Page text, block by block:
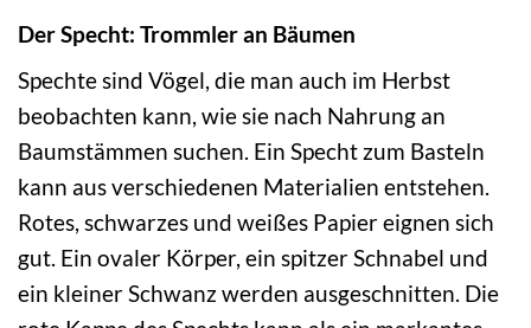
Der Specht: Trommler an Bäumen
Spechte sind Vögel, die man auch im Herbst
beobachten kann, wie sie nach Nahrung an
Baumstämmen suchen. Ein Specht zum Basteln
kann aus verschiedenen Materialien entstehen.
Rotes, schwarzes und weißes Papier eignen sich
gut. Ein ovaler Körper, ein spitzer Schnabel und
ein kleiner Schwanz werden ausgeschnitten. Die